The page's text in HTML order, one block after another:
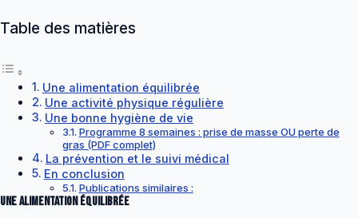
Table des matières
Une alimentation équilibrée
Une activité physique régulière
Une bonne hygiène de vie
Programme 8 semaines : prise de masse OU perte de
gras (PDF complet)
La prévention et le suivi médical
En conclusion
Publications similaires :
Une alimentation équilibrée